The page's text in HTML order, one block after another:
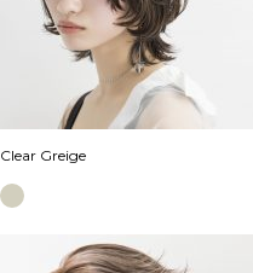
Clear Greige